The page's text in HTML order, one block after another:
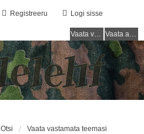
Logi sisse
Registreeru
Vaata vastamata teemasi Vaata aktiivseid teemasid
Otsi Vaata vastamata teemasi